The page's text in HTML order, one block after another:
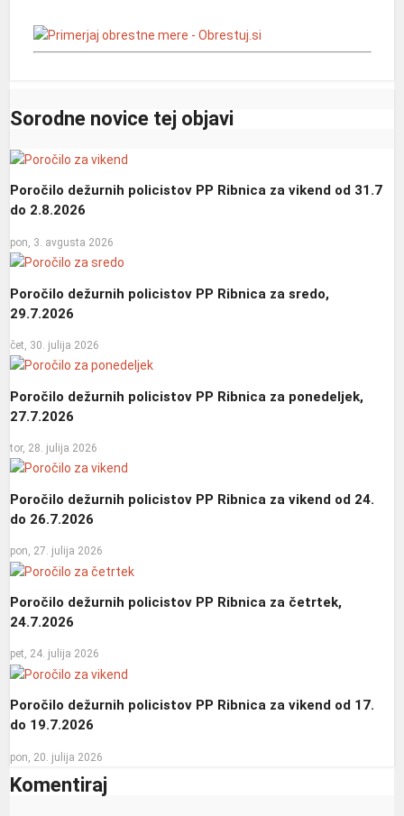
Sorodne novice tej objavi
Poročilo dežurnih policistov PP Ribnica za vikend od 31.7
do 2.8.2026
pon, 3. avgusta 2026
Poročilo dežurnih policistov PP Ribnica za sredo,
29.7.2026
čet, 30. julija 2026
Poročilo dežurnih policistov PP Ribnica za ponedeljek,
27.7.2026
tor, 28. julija 2026
Poročilo dežurnih policistov PP Ribnica za vikend od 24.
do 26.7.2026
pon, 27. julija 2026
Poročilo dežurnih policistov PP Ribnica za četrtek,
24.7.2026
pet, 24. julija 2026
Poročilo dežurnih policistov PP Ribnica za vikend od 17.
do 19.7.2026
pon, 20. julija 2026
Komentiraj